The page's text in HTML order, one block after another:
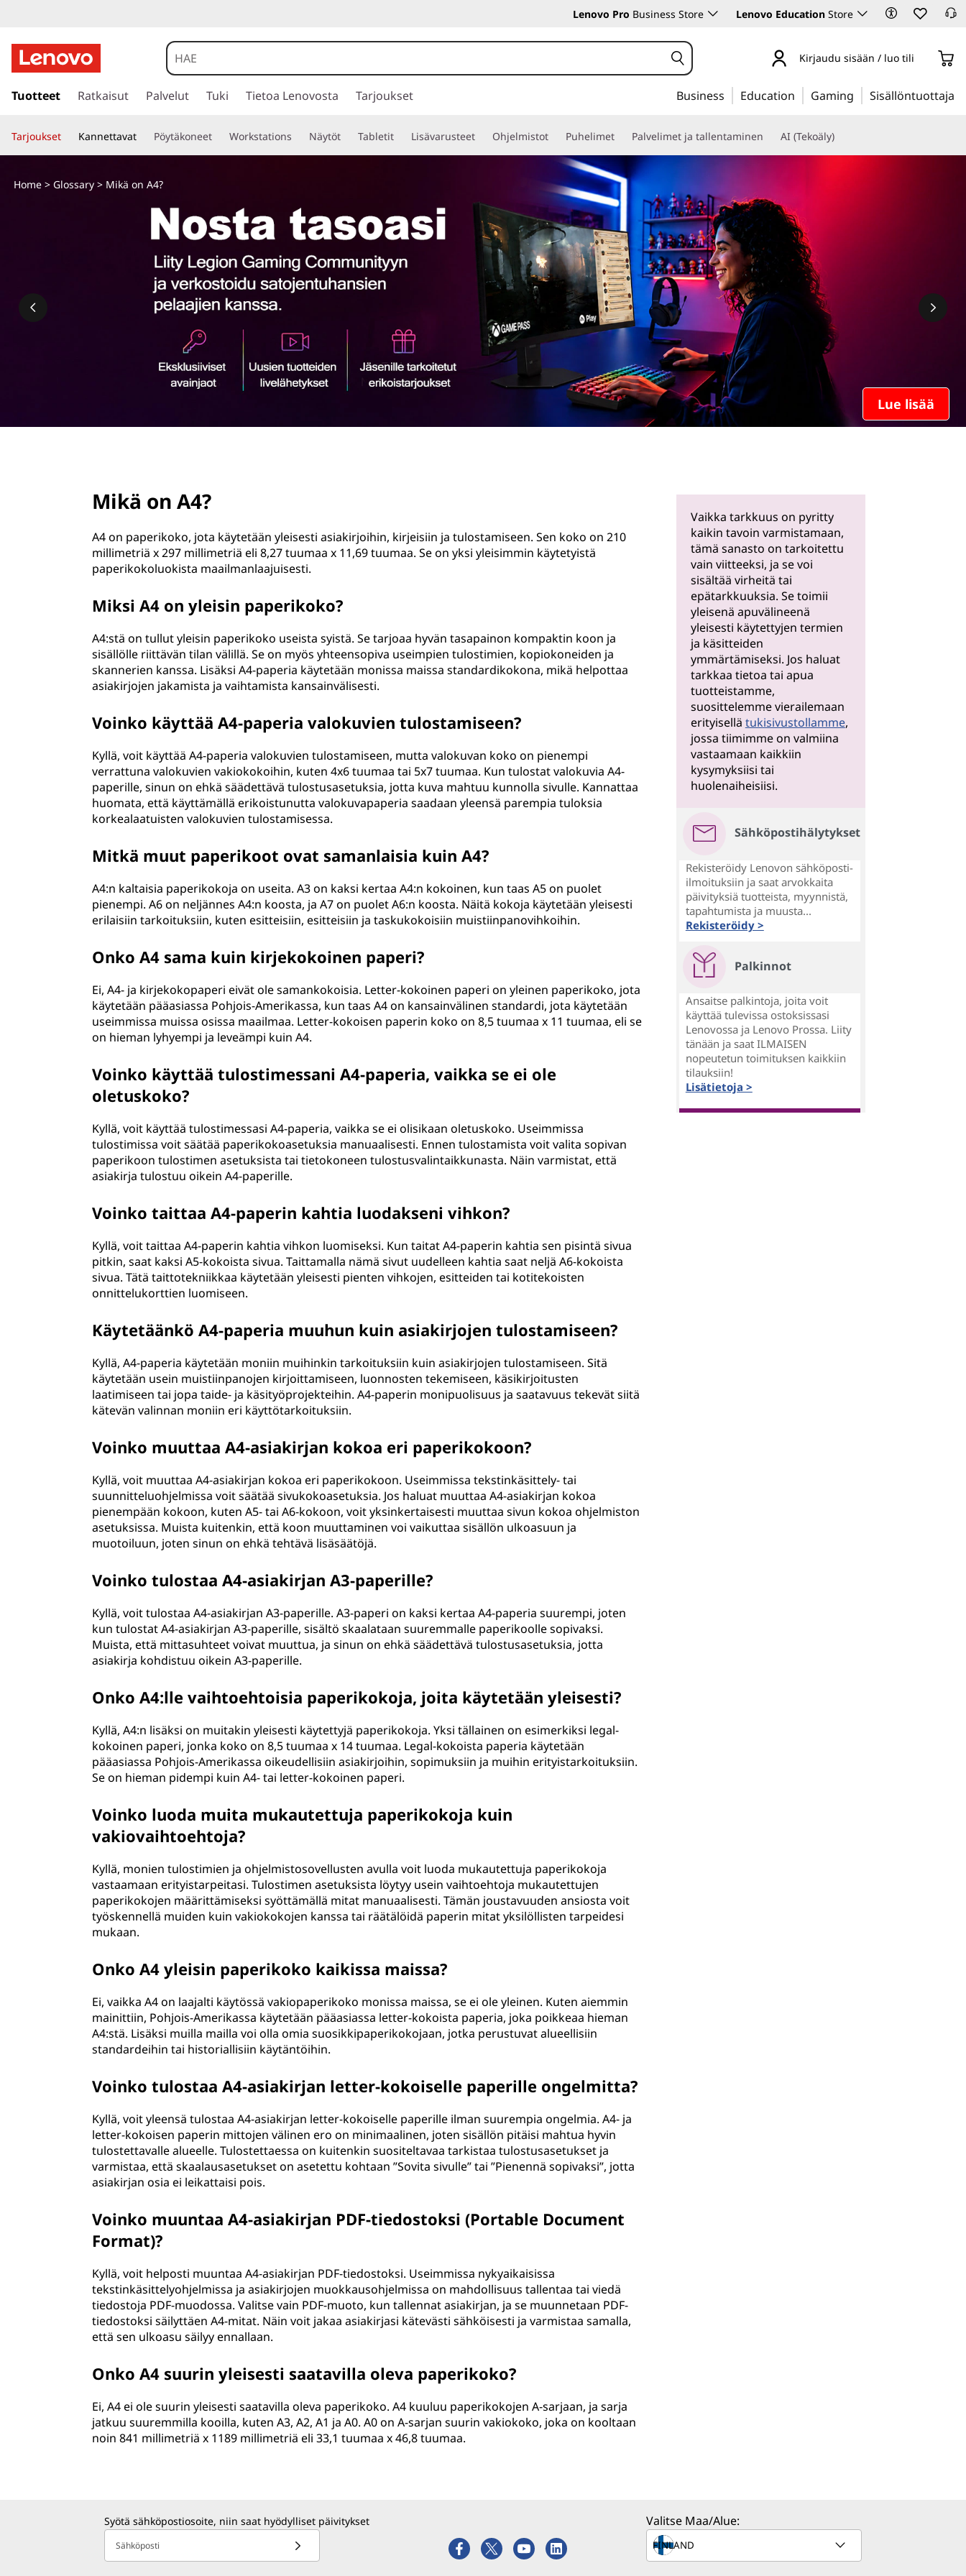
Lenovo Pro Business Store Lenovo Education Store
i
r
y
ä
Kirjaudu sisään / luo tili
Tuotteet Ratkaisut Palvelut Tuki Tietoa Lenovosta Tarjoukset Business Education Gaming Sisällöntuottaja
Tarjoukset Kannettavat Pöytäkoneet Workstations Näytöt Tabletit Lisävarusteet Ohjelmistot Puhelimet Palvelimet ja tallentaminen AI (Tekoäly)
Lue lisää
Home> Glossary> Mikä on A4?
Mikä on A4?
A4 on paperikoko, jota käytetään yleisesti asiakirjoihin, kirjeisiin ja tulostamiseen. Sen koko on 210
millimetriä x 297 millimetriä eli 8,27 tuumaa x 11,69 tuumaa. Se on yksi yleisimmin käytetyistä
paperikokoluokista maailmanlaajuisesti.
Miksi A4 on yleisin paperikoko?
A4:stä on tullut yleisin paperikoko useista syistä. Se tarjoaa hyvän tasapainon kompaktin koon ja
sisällölle riittävän tilan välillä. Se on myös yhteensopiva useimpien tulostimien, kopiokoneiden ja
skannerien kanssa. Lisäksi A4-paperia käytetään monissa maissa standardikokona, mikä helpottaa
asiakirjojen jakamista ja vaihtamista kansainvälisesti.
Voinko käyttää A4-paperia valokuvien tulostamiseen?
Kyllä, voit käyttää A4-paperia valokuvien tulostamiseen, mutta valokuvan koko on pienempi
verrattuna valokuvien vakiokokoihin, kuten 4x6 tuumaa tai 5x7 tuumaa. Kun tulostat valokuvia A4-
paperille, sinun on ehkä säädettävä tulostusasetuksia, jotta kuva mahtuu kunnolla sivulle. Kannattaa
huomata, että käyttämällä erikoistunutta valokuvapaperia saadaan yleensä parempia tuloksia
korkealaatuisten valokuvien tulostamisessa.
Mitkä muut paperikoot ovat samanlaisia kuin A4?
A4:n kaltaisia paperikokoja on useita. A3 on kaksi kertaa A4:n kokoinen, kun taas A5 on puolet
pienempi. A6 on neljännes A4:n koosta, ja A7 on puolet A6:n koosta. Näitä kokoja käytetään yleisesti
erilaisiin tarkoituksiin, kuten esitteisiin, esitteisiin ja taskukokoisiin muistiinpanovihkoihin.
Onko A4 sama kuin kirjekokoinen paperi?
Ei, A4- ja kirjekokopaperi eivät ole samankokoisia. Letter-kokoinen paperi on yleinen paperikoko, jota
käytetään pääasiassa Pohjois-Amerikassa, kun taas A4 on kansainvälinen standardi, jota käytetään
useimmissa muissa osissa maailmaa. Letter-kokoisen paperin koko on 8,5 tuumaa x 11 tuumaa, eli se
on hieman lyhyempi ja leveämpi kuin A4.
Voinko käyttää tulostimessani A4-paperia, vaikka se ei ole
oletuskoko?
Kyllä, voit käyttää tulostimessasi A4-paperia, vaikka se ei olisikaan oletuskoko. Useimmissa
tulostimissa voit säätää paperikokoasetuksia manuaalisesti. Ennen tulostamista voit valita sopivan
paperikoon tulostimen asetuksista tai tietokoneen tulostusvalintaikkunasta. Näin varmistat, että
asiakirja tulostuu oikein A4-paperille.
Voinko taittaa A4-paperin kahtia luodakseni vihkon?
Kyllä, voit taittaa A4-paperin kahtia vihkon luomiseksi. Kun taitat A4-paperin kahtia sen pisintä sivua
pitkin, saat kaksi A5-kokoista sivua. Taittamalla nämä sivut uudelleen kahtia saat neljä A6-kokoista
sivua. Tätä taittotekniikkaa käytetään yleisesti pienten vihkojen, esitteiden tai kotitekoisten
onnittelukorttien luomiseen.
Käytetäänkö A4-paperia muuhun kuin asiakirjojen tulostamiseen?
Kyllä, A4-paperia käytetään moniin muihinkin tarkoituksiin kuin asiakirjojen tulostamiseen. Sitä
käytetään usein muistiinpanojen kirjoittamiseen, luonnosten tekemiseen, käsikirjoitusten
laatimiseen tai jopa taide- ja käsityöprojekteihin. A4-paperin monipuolisuus ja saatavuus tekevät siitä
kätevän valinnan moniin eri käyttötarkoituksiin.
Voinko muuttaa A4-asiakirjan kokoa eri paperikokoon?
Kyllä, voit muuttaa A4-asiakirjan kokoa eri paperikokoon. Useimmissa tekstinkäsittely- tai
suunnitteluohjelmissa voit säätää sivukokoasetuksia. Jos haluat muuttaa A4-asiakirjan kokoa
pienempään kokoon, kuten A5- tai A6-kokoon, voit yksinkertaisesti muuttaa sivun kokoa ohjelmiston
asetuksissa. Muista kuitenkin, että koon muuttaminen voi vaikuttaa sisällön ulkoasuun ja
muotoiluun, joten sinun on ehkä tehtävä lisäsäätöjä.
Voinko tulostaa A4-asiakirjan A3-paperille?
Kyllä, voit tulostaa A4-asiakirjan A3-paperille. A3-paperi on kaksi kertaa A4-paperia suurempi, joten
kun tulostat A4-asiakirjan A3-paperille, sisältö skaalataan suuremmalle paperikoolle sopivaksi.
Muista, että mittasuhteet voivat muuttua, ja sinun on ehkä säädettävä tulostusasetuksia, jotta
asiakirja kohdistuu oikein A3-paperille.
Onko A4:lle vaihtoehtoisia paperikokoja, joita käytetään yleisesti?
Kyllä, A4:n lisäksi on muitakin yleisesti käytettyjä paperikokoja. Yksi tällainen on esimerkiksi legal-
kokoinen paperi, jonka koko on 8,5 tuumaa x 14 tuumaa. Legal-kokoista paperia käytetään
pääasiassa Pohjois-Amerikassa oikeudellisiin asiakirjoihin, sopimuksiin ja muihin erityistarkoituksiin.
Se on hieman pidempi kuin A4- tai letter-kokoinen paperi.
Voinko luoda muita mukautettuja paperikokoja kuin
vakiovaihtoehtoja?
Kyllä, monien tulostimien ja ohjelmistosovellusten avulla voit luoda mukautettuja paperikokoja
vastaamaan erityistarpeitasi. Tulostimen asetuksista löytyy usein vaihtoehtoja mukautettujen
paperikokojen määrittämiseksi syöttämällä mitat manuaalisesti. Tämän joustavuuden ansiosta voit
työskennellä muiden kuin vakiokokojen kanssa tai räätälöidä paperin mitat yksilöllisten tarpeidesi
mukaan.
Onko A4 yleisin paperikoko kaikissa maissa?
Ei, vaikka A4 on laajalti käytössä vakiopaperikoko monissa maissa, se ei ole yleinen. Kuten aiemmin
mainittiin, Pohjois-Amerikassa käytetään pääasiassa letter-kokoista paperia, joka poikkeaa hieman
A4:stä. Lisäksi muilla mailla voi olla omia suosikkipaperikokojaan, jotka perustuvat alueellisiin
standardeihin tai historiallisiin käytäntöihin.
Voinko tulostaa A4-asiakirjan letter-kokoiselle paperille ongelmitta?
Kyllä, voit yleensä tulostaa A4-asiakirjan letter-kokoiselle paperille ilman suurempia ongelmia. A4- ja
letter-kokoisen paperin mittojen välinen ero on minimaalinen, joten sisällön pitäisi mahtua hyvin
tulostettavalle alueelle. Tulostettaessa on kuitenkin suositeltavaa tarkistaa tulostusasetukset ja
varmistaa, että skaalausasetukset on asetettu kohtaan ”Sovita sivulle” tai ”Pienennä sopivaksi”, jotta
asiakirjan osia ei leikattaisi pois.
Voinko muuntaa A4-asiakirjan PDF-tiedostoksi (Portable Document
Format)?
Kyllä, voit helposti muuntaa A4-asiakirjan PDF-tiedostoksi. Useimmissa nykyaikaisissa
tekstinkäsittelyohjelmissa ja asiakirjojen muokkausohjelmissa on mahdollisuus tallentaa tai viedä
tiedostoja PDF-muodossa. Valitse vain PDF-muoto, kun tallennat asiakirjan, ja se muunnetaan PDF-
tiedostoksi säilyttäen A4-mitat. Näin voit jakaa asiakirjasi kätevästi sähköisesti ja varmistaa samalla,
että sen ulkoasu säilyy ennallaan.
Onko A4 suurin yleisesti saatavilla oleva paperikoko?
Ei, A4 ei ole suurin yleisesti saatavilla oleva paperikoko. A4 kuuluu paperikokojen A-sarjaan, ja sarja
jatkuu suuremmilla kooilla, kuten A3, A2, A1 ja A0. A0 on A-sarjan suurin vakiokoko, joka on kooltaan
noin 841 millimetriä x 1189 millimetriä eli 33,1 tuumaa x 46,8 tuumaa.
Vaikka tarkkuus on pyritty
kaikin tavoin varmistamaan,
tämä sanasto on tarkoitettu
vain viitteeksi, ja se voi
sisältää virheitä tai
epätarkkuuksia. Se toimii
yleisenä apuvälineenä
yleisesti käytettyjen termien
ja käsitteiden
ymmärtämiseksi. Jos haluat
tarkkaa tietoa tai apua
tuotteistamme,
suosittelemme vierailemaan
erityisellä tukisivustollamme,
jossa tiimimme on valmiina
vastaamaan kaikkiin
kysymyksiisi tai
huolenaiheisiisi.
Sähköpostihälytykset
Rekisteröidy Lenovon sähköposti-
ilmoituksiin ja saat arvokkaita
päivityksiä tuotteista, myynnistä,
tapahtumista ja muusta...
Rekisteröidy >
Palkinnot
Ansaitse palkintoja, joita voit
käyttää tulevissa ostoksissasi
Lenovossa ja Lenovo Prossa. Liity
tänään ja saat ILMAISEN
nopeutetun toimituksen kaikkiin
tilauksiin!
Lisätietoja >
Syötä sähköpostiosoite, niin saat hyödylliset päivitykset
Sähköposti
Valitse Maa/Alue: